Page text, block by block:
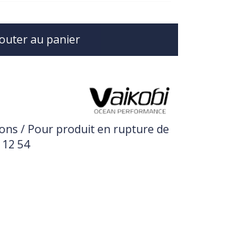
au panier
/ Pour produit en rupture de
54